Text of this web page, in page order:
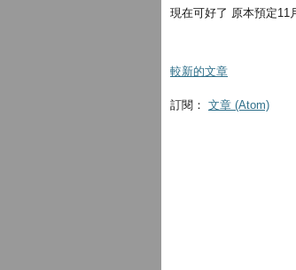
現在可好了 原本預定11
較新的文章
訂閱： 文章 (Atom)